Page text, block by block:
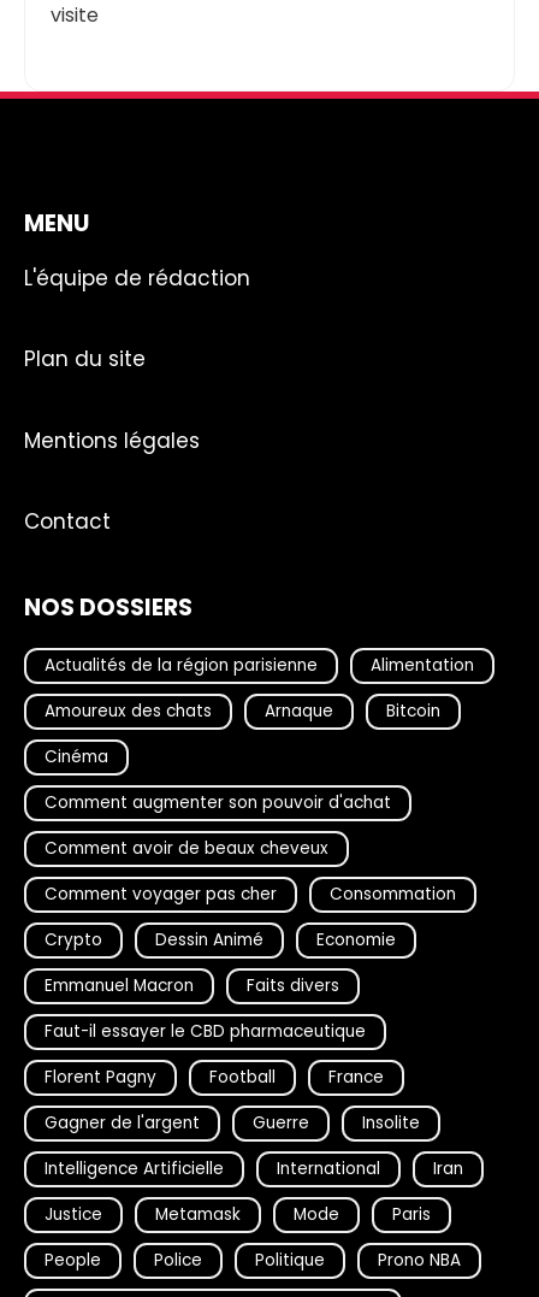
visite
MENU
L'équipe de rédaction
Plan du site
Mentions légales
Contact
NOS DOSSIERS
Actualités de la région parisienne
Alimentation
Amoureux des chats
Arnaque
Bitcoin
Cinéma
Comment augmenter son pouvoir d'achat
Comment avoir de beaux cheveux
Comment voyager pas cher
Consommation
Crypto
Dessin Animé
Economie
Emmanuel Macron
Faits divers
Faut-il essayer le CBD pharmaceutique
Florent Pagny
Football
France
Gagner de l'argent
Guerre
Insolite
Intelligence Artificielle
International
Iran
Justice
Metamask Mode
Paris
People
Police Politique
Prono NBA